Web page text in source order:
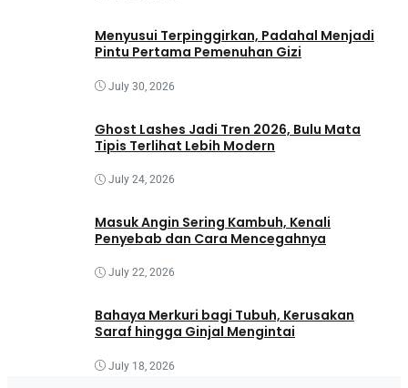
Menyusui Terpinggirkan, Padahal Menjadi
Pintu Pertama Pemenuhan Gizi
July 30, 2026
Ghost Lashes Jadi Tren 2026, Bulu Mata
Tipis Terlihat Lebih Modern
July 24, 2026
Masuk Angin Sering Kambuh, Kenali
Penyebab dan Cara Mencegahnya
July 22, 2026
Bahaya Merkuri bagi Tubuh, Kerusakan
Saraf hingga Ginjal Mengintai
July 18, 2026